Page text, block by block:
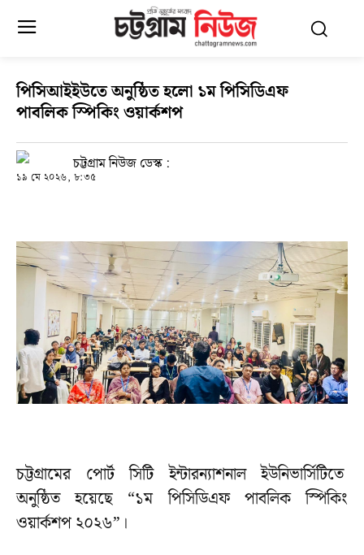
পিসিআইইউতে অনুষ্ঠিত হলো ১ম পিসিডিএফ
পাবলিক স্পিকিং ওয়ার্কশপ
চট্টগ্রাম নিউজ ডেস্ক :
১৯ মে ২০২৬, ৮:৩৫
চট্টগ্রামের পোর্ট সিটি ইন্টারন্যাশনাল ইউনিভার্সিটিতে
অনুষ্ঠিত হয়েছে “১ম পিসিডিএফ পাবলিক স্পিকিং
ওয়ার্কশপ ২০২৬”।